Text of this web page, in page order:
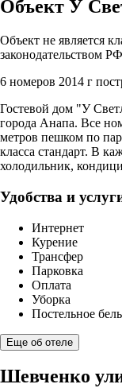
Объект У
Объект не является
законодательством
6 номеров 2014 г
Гостевой дом "У
города Анапа. Все
метров пешком по
класса стандарт. В
холодильник,
Удобства и
Интернет
Курение
Трансфер
Парковка
Оплата
Уборка
Постельное
Еще об отеле
Шевченко